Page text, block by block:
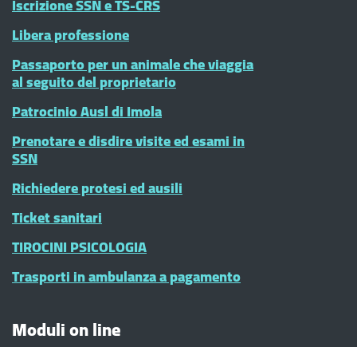
Libera professione
Passaporto per un animale che viaggia
al seguito del proprietario
Patrocinio Ausl di Imola
Prenotare e disdire visite ed esami in
SSN
Richiedere protesi ed ausili
Ticket sanitari
TIROCINI PSICOLOGIA
Trasporti in ambulanza a pagamento
Moduli on line